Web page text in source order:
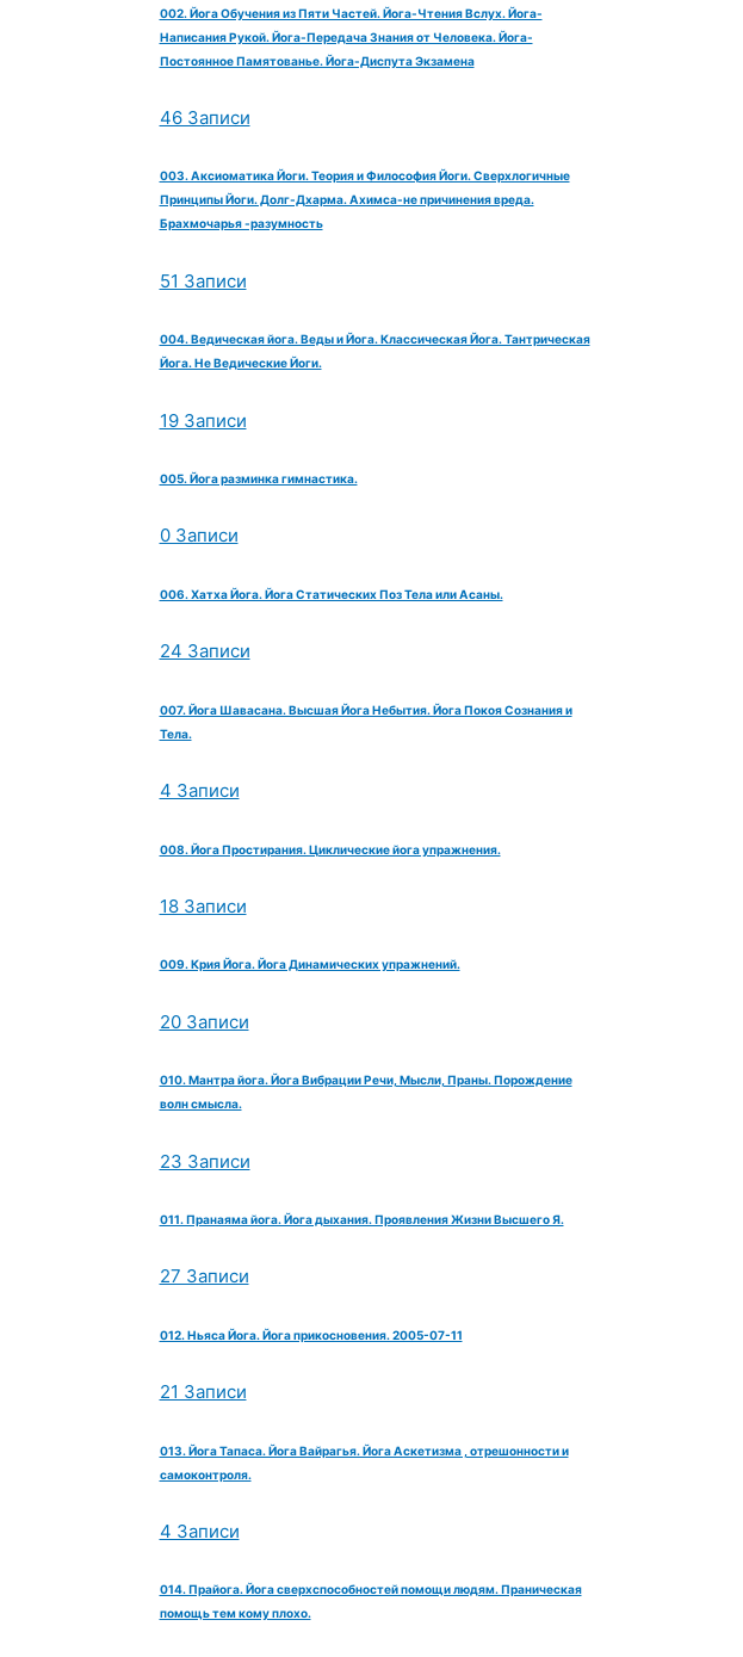
002. Йога Обучения из Пяти Частей. Йога-Чтения Вслух. Йога-
Написания Рукой. Йога-Передача Знания от Человека. Йога-
Постоянное Памятованье. Йога-Диспута Экзамена
46 Записи
003. Аксиоматика Йоги. Теория и Философия Йоги. Сверхлогичные
Принципы Йоги. Долг-Дхарма. Ахимса-не причинения вреда.
Брахмочарья -разумность
51 Записи
004. Ведическая йога. Веды и Йога. Классическая Йога. Тантрическая
Йога. Не Ведические Йоги.
19 Записи
005. Йога разминка гимнастика.
0 Записи
006. Хатха Йога. Йога Статических Поз Тела или Асаны.
24 Записи
007. Йога Шавасана. Высшая Йога Небытия. Йога Покоя Сознания и
Тела.
4 Записи
008. Йога Простирания. Циклические йога упражнения.
18 Записи
009. Крия Йога. Йога Динамических упражнений.
20 Записи
010. Мантра йога. Йога Вибрации Речи, Мысли, Праны. Порождение
волн смысла.
23 Записи
011. Пранаяма йога. Йога дыхания. Проявления Жизни Высшего Я.
27 Записи
012. Ньяса Йога. Йога прикосновения. 2005-07-11
21 Записи
013. Йога Тапаса. Йога Вайрагья. Йога Аскетизма , отрешонности и
самоконтроля.
4 Записи
014. Прайога. Йога сверхспособностей помощи людям. Праническая
помощь тем кому плохо.